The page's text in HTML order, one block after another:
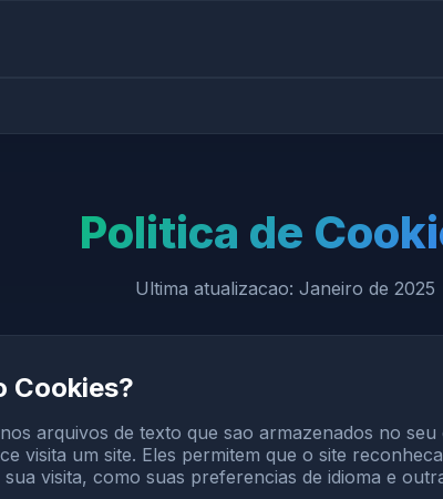
Politica de
Ultima atualizacao: Janeiro de 2025
Cookies?
arquivos de texto que sao armazenados no
visita um site. Eles permitem que o site
visita, como suas preferencias de idioma e